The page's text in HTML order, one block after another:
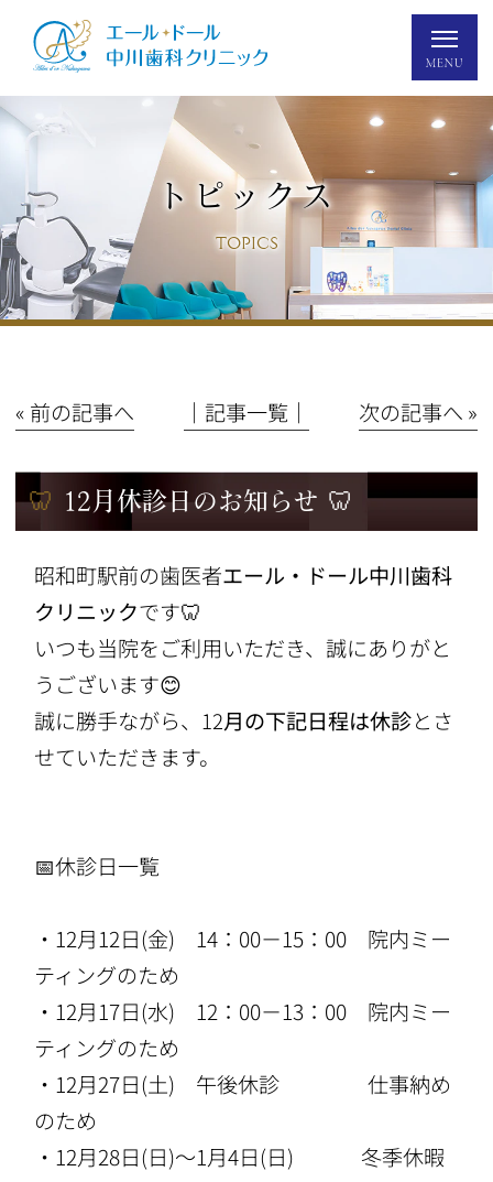
トピックス
TOPICS
« 前の記事へ │記事一覧│ 次の記事へ »
🦷 12月休診日のお知らせ 🦷
昭和町駅前の歯医者エール・ドール中川歯科
クリニックです🦷
いつも当院をご利用いただき、誠にありがと
うございます😊
誠に勝手ながら、 12月の下記日程は休診とさ
せていただきます。
📅休診日一覧
・12月12日(金) 14：00－15：00 院内ミー
ティングのため
・12月17日(水) 12：00－13：00 院内ミー
ティングのため
・12月27日(土) 午後休診 仕事納め
のため
・12月28日(日)～1月4日(日) 冬季休暇